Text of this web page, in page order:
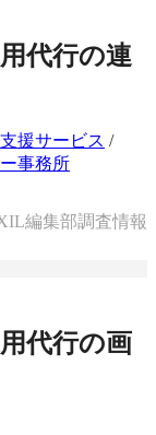
代行の連
援サービス /
事務所
編集部調査情報
代行の画